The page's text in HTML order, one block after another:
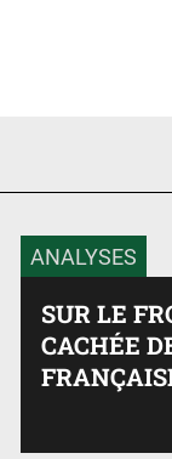
ANALYSES
SUR LE
CACHÉE